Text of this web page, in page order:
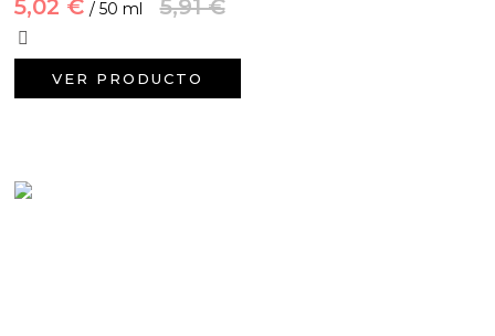
5,02 € / 50 ml 5,91 €
VER PRODUCTO